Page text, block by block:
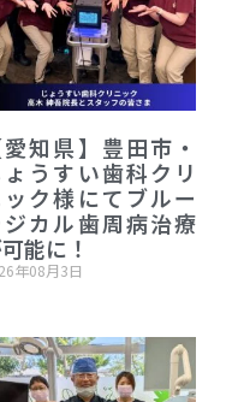
愛知県】豊田市・
ょうすい歯科クリ
ク様にてブルー
ジカル歯周病治療
能に！
年08月3日